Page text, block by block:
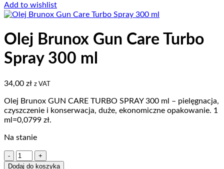
Add to wishlist
Olej Brunox Gun Care Turbo
Spray 300 ml
34,00 zł z VAT
Olej Brunox GUN CARE TURBO SPRAY 300 ml – pielęgnacja,
czyszczenie i konserwacja, duże, ekonomiczne opakowanie. 1
ml=0,0799 zł.
Na stanie
ilość
Olej
Dodaj do koszyka